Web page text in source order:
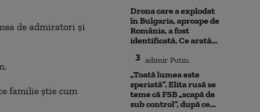
de admiratori şi
familie ştie cum
Drona care a explodat
în Bulgaria, aproape de
România, a fost
identificată. Ce arată...
3
„Toată lumea este
speriată”. Elita rusă se
teme că FSB „scapă de
sub control”, după ce...